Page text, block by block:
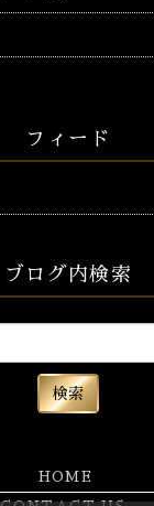
フィード
ブログ内検索
HOME